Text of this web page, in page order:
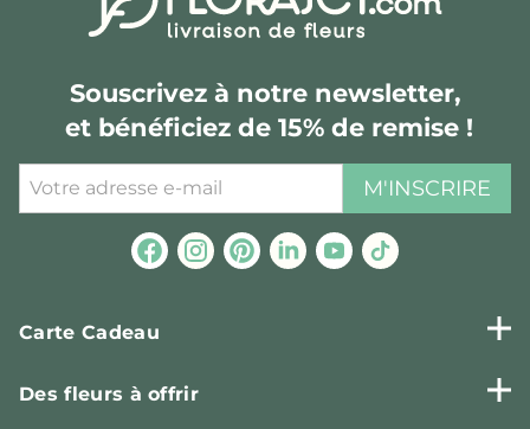
Souscrivez à notre newsletter,
et bénéficiez de 15% de remise !
M'INSCRIRE
Carte Cadeau
Des fleurs à offrir